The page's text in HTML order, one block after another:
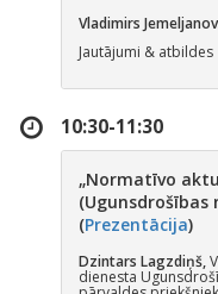
Vladimirs
Jautājumi & atbildes
10:30-11:30
„Normatīvo
(Prezentācija)
Dzintars Lagzdiņš,
dienesta